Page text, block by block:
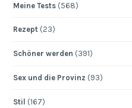
Meine Tests (568)
Rezept (23)
Schöner werden (391)
Sex und die Provinz (93)
Stil (167)